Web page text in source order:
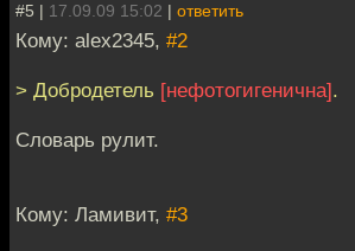
#5 | 17.09.09 15:02 | ответить
Кому: alex2345, #2
> Добродетель [нефотогигенична].
Словарь рулит.
Кому: Ламивит, #3